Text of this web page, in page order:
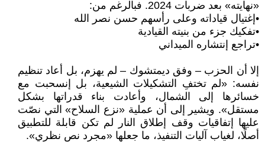
«نهايته» بعد ضربات 2024. فبالرغم من:
•إغتيال قياداته وعلى رأسهم حسن نصر الله
•تفكيك جزء من بنيته القيادية
•تراجع إنتشاره الميداني
إلا أن الحزب – وفق ديمتشوك – لم يهزم، بل أعاد تنظيم
نفسه: «لم تختفِ التشكيلات الشيعية، بل إنسحبت مع
خسائرها إلى الشمال، وأعادت بناء قدراتها بشكل
مستقل». ويشير إلى أن عملية «نزع السلاح» التي نصّت
عليها إتفاقيات وقف إطلاق النار لم تكن قابلة للتطبيق
أصلًا، لغياب آليات التنفيذ، ما جعلها «مجرد نص نظري».